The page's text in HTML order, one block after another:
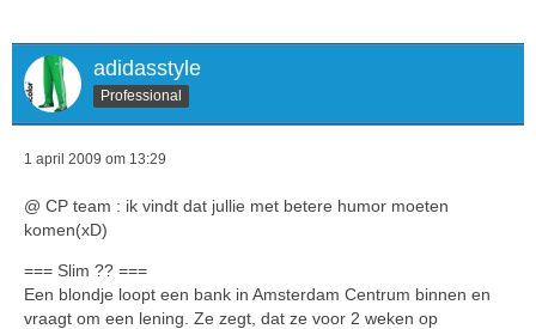
adidasstyle
Professional
1 april 2009 om 13:29
@ CP team : ik vindt dat jullie met betere humor moeten
komen(xD)
=== Slim ?? ===
Een blondje loopt een bank in Amsterdam Centrum binnen en
vraagt om een lening. Ze zegt, dat ze voor 2 weken op